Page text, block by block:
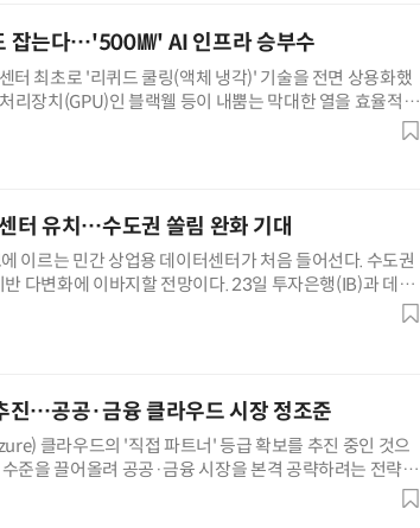
잡는다…'500㎿' AI 인프라 승부수
터 최초로 '리퀴드 쿨링(액체 냉각)' 기술을 전면 상용화했
리장치(GPU)인 블랙웰 등이 내뿜는 막대한 열을 효율적으
프라 시장을 선도할 발판을 마련했다. 최
터 유치…수도권 쏠림 완화 기대
이르는 민간 상업용 데이터센터가 처음 들어선다. 수도권
다변화에 이바지할 전망이다. 23일 투자은행(IB)과 데이
캡스톤자산운용은 프로젝트파이낸싱(PF)
진…공공·금융 클라우드 시장 정조준
클라우드의 '직접 파트너' 등급 확보를 추진 중인 것으
준을 끌어올려 공공·금융 시장을 본격 공략하려는 전략으
KT엔터프라이즈는 MS 애저 직접 파트너